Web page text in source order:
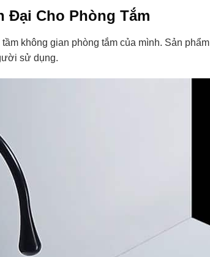
Đại Cho Phòng Tắm
không gian phòng tắm của mình. Sản phẩm
sử dụng.